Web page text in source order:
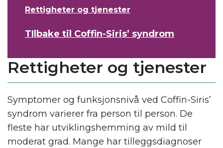
Rettigheter og tjenester
TIlbake til Coffin-Siris’ syndrom
Rettigheter og tjenester
Symptomer og funksjonsnivå ved Coffin-Siris’
syndrom varierer fra person til person. De
fleste har utviklingshemming av mild til
moderat grad. Mange har tilleggsdiagnoser